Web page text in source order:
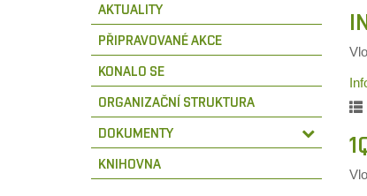
AKTUALITY
PŘIPRAVOVANÉ AKCE
KONALO SE
ORGANIZAČNÍ STRUKTURA
DOKUMENTY
KNIHOVNA